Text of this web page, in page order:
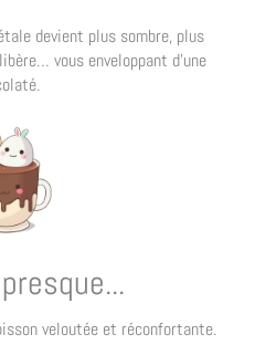
devient plus sombre, plus
vous enveloppant d’une
veloutée et réconfortante.